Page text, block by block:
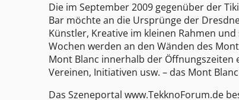
Die im September 2009 gegenüber der
Bar möchte an die Ursprünge der
Künstler, Kreative im kleinen Rahmen
Wochen werden an den Wänden des
Mont Blanc innerhalb der Öffnungszeiten
Vereinen, Initiativen usw. – das Mont
Das Szeneportal www.TekknoForum.de